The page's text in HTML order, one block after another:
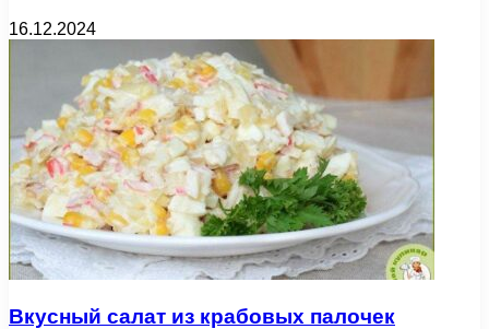
16.12.2024
Вкусный салат из крабовых палочек